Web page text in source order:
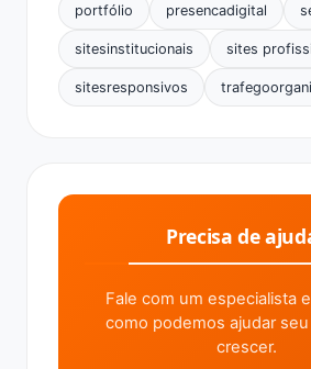
portfólio presencadigital
sitesinstitucionais sites
sitesresponsivos
Precisa de
Fale com um especialista
como podemos ajudar
crescer.